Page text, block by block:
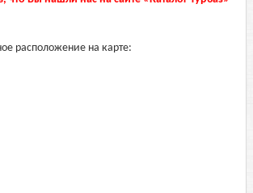
расположение на карте: